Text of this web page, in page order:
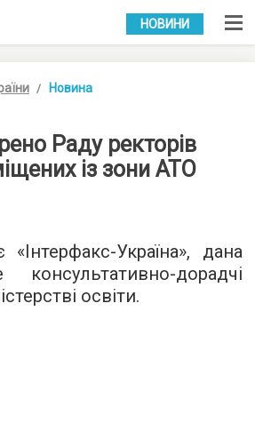
УКР РУС
НОВИНИ
Новина
Раду ректорів
із зони АТО
«Інтерфакс-Україна», дана
дорадчі
освіти.